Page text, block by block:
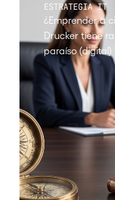
ESTRATEGIA IT
¿Emprender a
Drucker tiene
paraíso (digital)